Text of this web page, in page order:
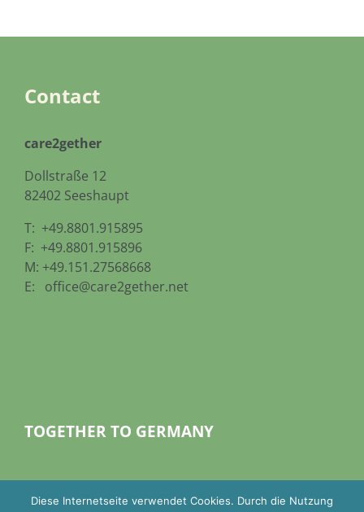
Contact
care2gether
Dollstraße 12
82402 Seeshaupt
T: +49.8801.915895
F: +49.8801.915896
M: +49.151.27568668
E: office@care2gether.net
TOGETHER TO GERMANY
Diese Internetseite verwendet Cookies. Durch die Nutzung